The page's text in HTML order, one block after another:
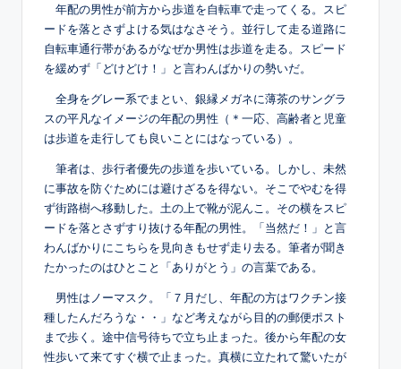
年配の男性が前方から歩道を自転車で走ってくる。スピ
ードを落とさずよける気はなさそう。並行して走る道路に
自転車通行帯があるがなぜか男性は歩道を走る。スピード
を緩めず「どけどけ！」と言わんばかりの勢いだ。
全身をグレー系でまとい、銀縁メガネに薄茶のサングラ
スの平凡なイメージの年配の男性（＊一応、高齢者と児童
は歩道を走行しても良いことにはなっている）。
筆者は、歩行者優先の歩道を歩いている。しかし、未然
に事故を防ぐためには避けざるを得ない。そこでやむを得
ず街路樹へ移動した。土の上で靴が泥んこ。その横をスピ
ードを落とさずすり抜ける年配の男性。「当然だ！」と言
わんばかりにこちらを見向きもせず走り去る。筆者が聞き
たかったのはひとこと「ありがとう」の言葉である。
男性はノーマスク。「７月だし、年配の方はワクチン接
種したんだろうな・・」など考えながら目的の郵便ポスト
まで歩く。途中信号待ちで立ち止まった。後から年配の女
性歩いて来てすぐ横で止まった。真横に立たれて驚いたが